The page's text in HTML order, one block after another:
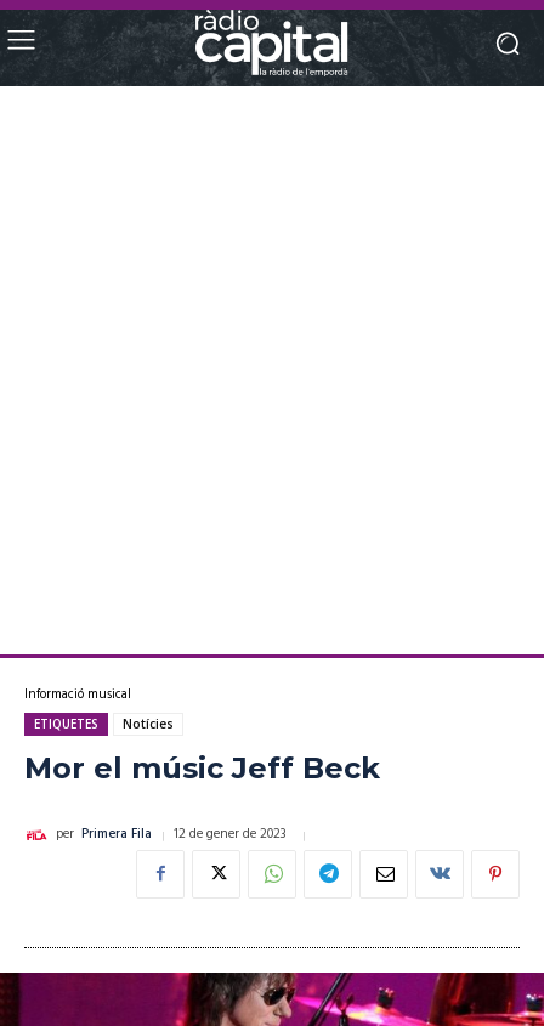
Informació musical
ETIQUETES Notícies
Mor el músic Jeff Beck
per Primera Fila 12 de gener de 2023